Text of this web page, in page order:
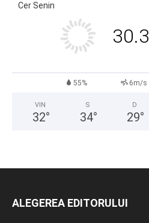
Cer Senin
30.3
55% 6m/s
VIN
32°
S
34°
D
29°
ALEGEREA EDITORULUI